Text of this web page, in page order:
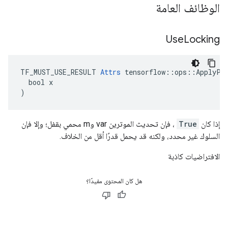
الوظائف العامة
UseLocking
TF_MUST_USE_RESULT Attrs
  bool x
)
إذا كان True
، فإن تحديث الموترين var وm محمي بقفل؛ وإلا فإن
السلوك غير محدد، ولكنه قد يحمل قدرًا أقل من الخلاف.
الافتراضيات كاذبة
هل كان المحتوى مفيدًا؟